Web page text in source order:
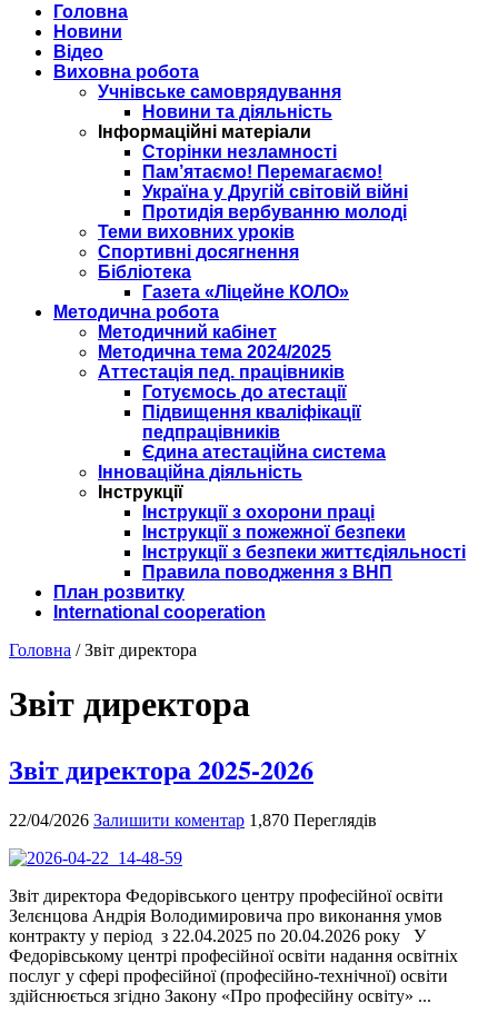
Головна
Новини
Відео
Виховна робота
Учнівське самоврядування
Новини та діяльність
Інформаційні матеріали
Сторінки незламності
Пам’ятаємо! Перемагаємо!
Україна у Другій світовій війні
Протидія вербуванню молоді
Теми виховних уроків
Спортивні досягнення
Бібліотека
Газета «Ліцейне КОЛО»
Методична робота
Методичний кабінет
Методична тема 2024/2025
Аттестація пед. працівників
Готуємось до атестації
Підвищення кваліфікації
педпрацівників
Єдина атестаційна система
Інноваційна діяльність
Інструкції
Інструкції з охорони праці
Інструкції з пожежної безпеки
Інструкції з безпеки життєдіяльності
Правила поводження з ВНП
План розвитку
International cooperation
Головна /Звіт директора
Звіт директора
Звіт директора 2025-2026
22/04/2026 Залишити коментар 1,870 Переглядів
Звіт директора Федорівського центру професійної освіти
Зелєнцова Андрія Володимировича про виконання умов
контракту у період з 22.04.2025 по 20.04.2026 року У
Федорівському центрі професійної освіти надання освітніх
послуг у сфері професійної (професійно-технічної) освіти
здійснюється згідно Закону «Про професійну освіту» ...